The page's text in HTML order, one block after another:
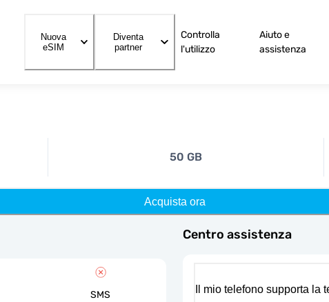
Nuova
eSIM
Diventa
partner
Controlla
l'utilizzo
Aiuto e
assistenza
50 GB
Acquista ora
SMS
Centro assistenza
Il mio telefono supporta la